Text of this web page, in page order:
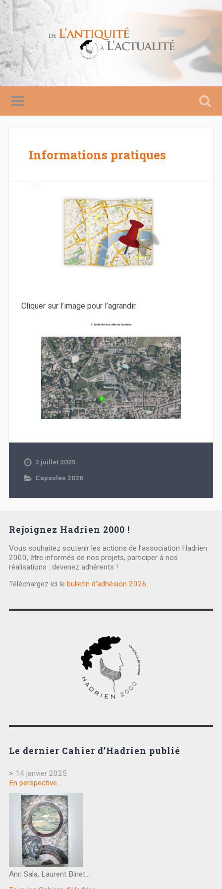
Informations pratiques
Cliquer sur l’image pour l’agrandir.
2 juillet 2025
Capsules 2026
Rejoignez Hadrien 2000 !
Vous souhaitez soutenir les actions de l’association Hadrien
2000, être informés de nos projets, participer à nos
réalisations : devenez adhérents !
Téléchargez ici le bulletin d'adhésion 2026.
Le dernier Cahier d’Hadrien publié
> 14 janvier 2025
En perspective…
Anri Sala, Laurent Binet…